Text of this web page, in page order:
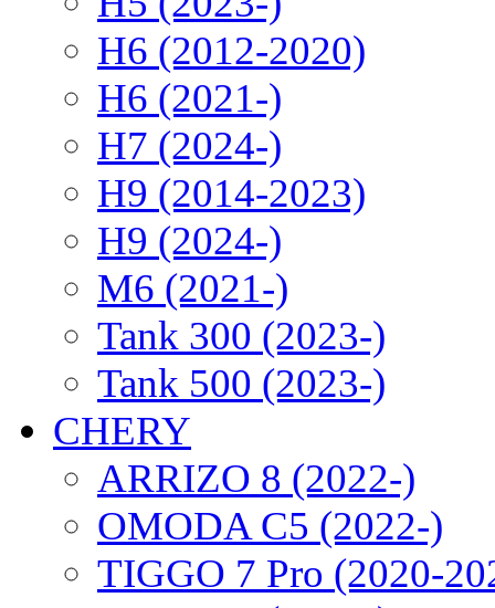
H6 (2012-2020)
H6 (2021-)
H7 (2024-)
H9 (2014-2023)
H9 (2024-)
M6 (2021-)
Tank 300 (2023-)
Tank 500 (2023-)
CHERY
ARRIZO 8 (2022-)
OMODA C5 (2022-)
TIGGO 7 Pro (2020-